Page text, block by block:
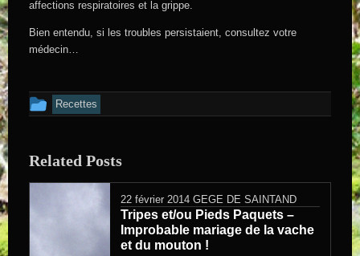
affections respiratoires et la grippe.
Bien entendu, si les troubles persistaient, consultez votre
médecin…
Cet article a été publié dans
Recettes
Related Posts
22 février 2014 GEGE DE SAINTAND
Tripes et/ou Pieds Paquets –
Improbable mariage de la vache
et du mouton !